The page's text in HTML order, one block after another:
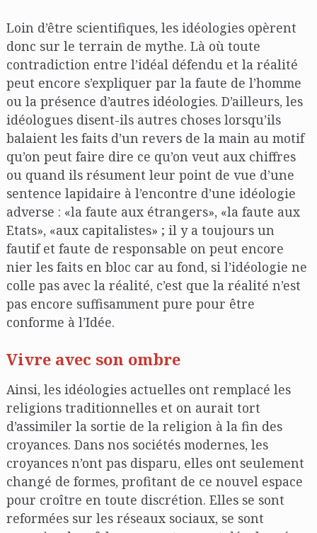
Loin d’être scientifiques, les idéologies opèrent
donc sur le terrain de mythe. Là où toute
contradiction entre l’idéal défendu et la réalité
peut encore s’expliquer par la faute de l’homme
ou la présence d’autres idéologies. D’ailleurs, les
idéologues disent-ils autres choses lorsqu’ils
balaient les faits d’un revers de la main au motif
qu’on peut faire dire ce qu’on veut aux chiffres
ou quand ils résument leur point de vue d’une
sentence lapidaire à l’encontre d’une idéologie
adverse : «la faute aux étrangers», «la faute aux
Etats», «aux capitalistes» ; il y a toujours un
fautif et faute de responsable on peut encore
nier les faits en bloc car au fond, si l’idéologie ne
colle pas avec la réalité, c’est que la réalité n’est
pas encore suffisamment pure pour être
conforme à l’Idée.
Vivre avec son ombre
Ainsi, les idéologies actuelles ont remplacé les
religions traditionnelles et on aurait tort
d’assimiler la sortie de la religion à la fin des
croyances. Dans nos sociétés modernes, les
croyances n’ont pas disparu, elles ont seulement
changé de formes, profitant de ce nouvel espace
pour croître en toute discrétion. Elles se sont
reformées sur les réseaux sociaux, se sont